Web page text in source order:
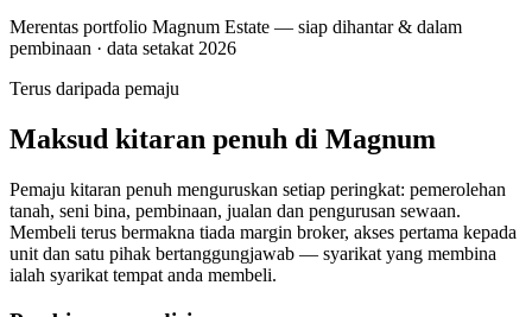
Merentas portfolio Magnum Estate — siap dihantar & dalam
pembinaan · data setakat 2026
Terus daripada pemaju
Maksud kitaran penuh di Magnum
Pemaju kitaran penuh menguruskan setiap peringkat: pemerolehan
tanah, seni bina, pembinaan, jualan dan pengurusan sewaan.
Membeli terus bermakna tiada margin broker, akses pertama kepada
unit dan satu pihak bertanggungjawab — syarikat yang membina
ialah syarikat tempat anda membeli.